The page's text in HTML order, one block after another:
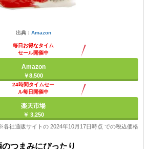
出典： Amazon
毎日お得なタイム
セール開催中
Amazon
￥8,500
24時間タイムセー
ル毎日開催中
楽天市場
￥ 3,250
各社通販サイトの 2024年10月17日時点 での税込価格
つまみにぴったり